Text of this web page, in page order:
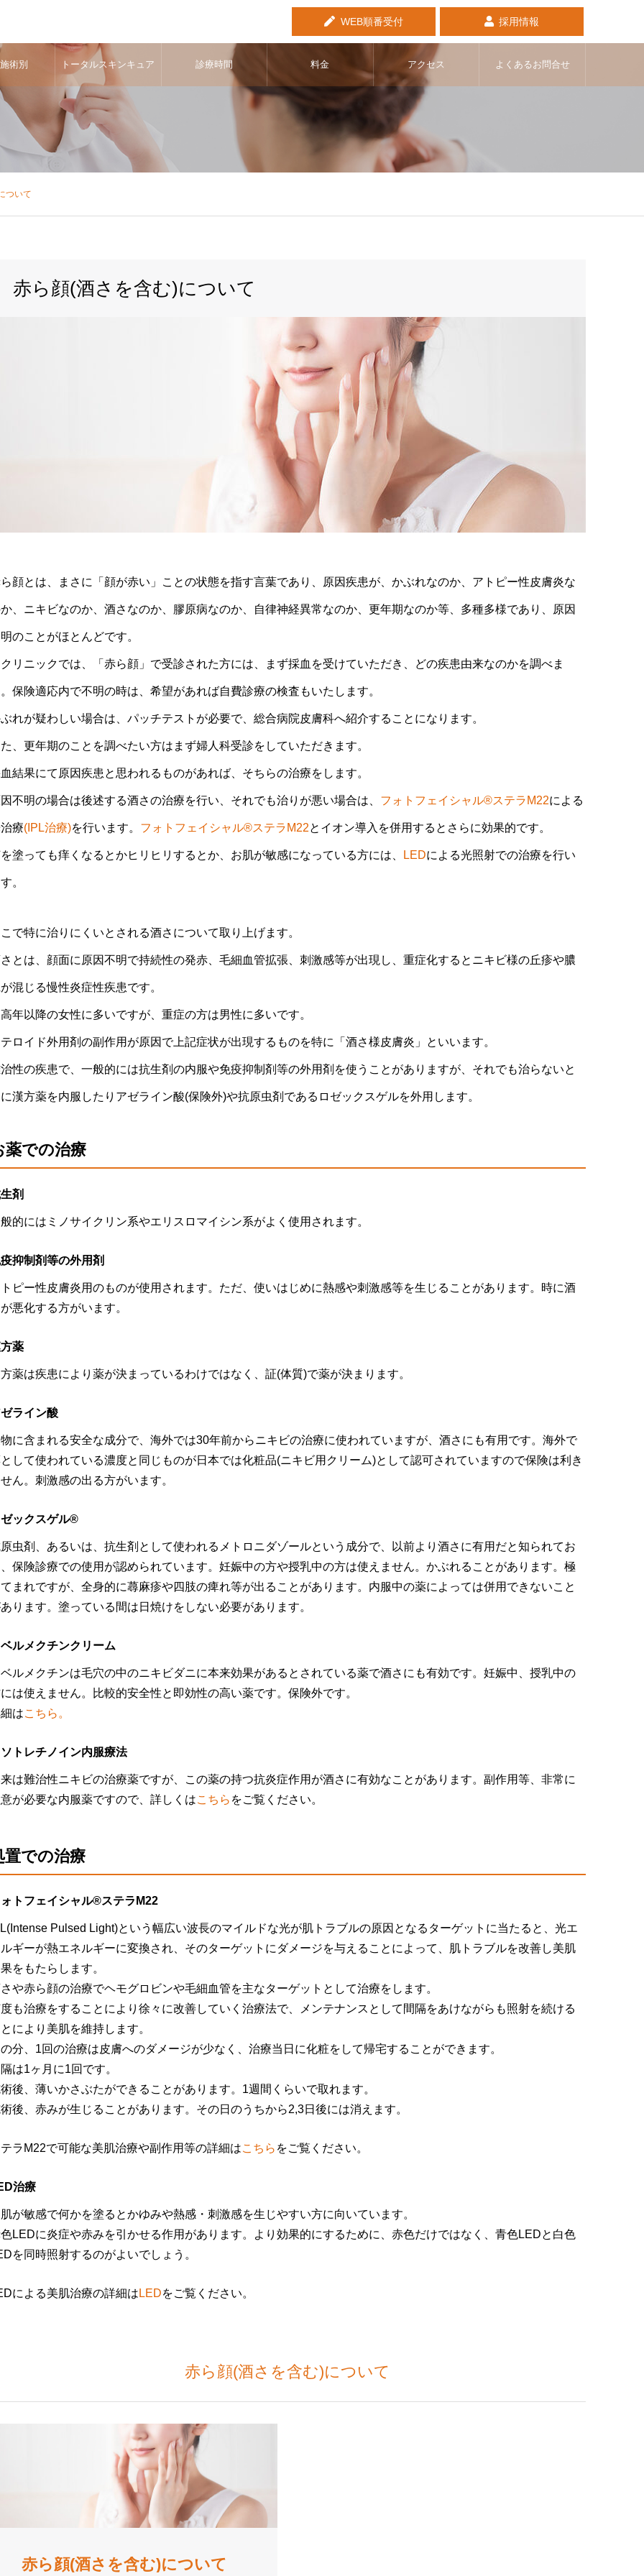
WEB順番受付 採用情報
術別 トータルスキンキュア 診療時間 料金 アクセス よくあるお問合せ
ついて
赤ら顔(酒さを含む)について
顔とは、まさに「顔が赤い」ことの状態を指す言葉であり、原因疾患が、かぶれなのか、アトピー性皮膚炎な
、ニキビなのか、酒さなのか、膠原病なのか、自律神経異常なのか、更年期なのか等、多種多様であり、原因
のことがほとんどです。
リニックでは、「赤ら顔」で受診された方には、まず採血を受けていただき、どの疾患由来なのかを調べま
保険適応内で不明の時は、希望があれば自費診療の検査もいたします。
れが疑わしい場合は、パッチテストが必要で、総合病院皮膚科へ紹介することになります。
、更年期のことを調べたい方はまず婦人科受診をしていただきます。
結果にて原因疾患と思われるものがあれば、そちらの治療をします。
不明の場合は後述する酒さの治療を行い、それでも治りが悪い場合は、 フォトフェイシャル®ステラM22による
療(IPL治療)を行います。 フォトフェイシャル®ステラM22とイオン導入を併用するとさらに効果的です。
塗っても痒くなるとかヒリヒリするとか、お肌が敏感になっている方には、 LEDによる光照射での治療を行い
。
で特に治りにくいとされる酒さについて取り上げます。
とは、顔面に原因不明で持続性の発赤、毛細血管拡張、刺激感等が出現し、重症化するとニキビ様の丘疹や膿
混じる慢性炎症性疾患です。
年以降の女性に多いですが、重症の方は男性に多いです。
ロイド外用剤の副作用が原因で上記症状が出現するものを特に「酒さ様皮膚炎」といいます。
性の疾患で、一般的には抗生剤の内服や免疫抑制剤等の外用剤を使うことがありますが、それでも治らないと
漢方薬を内服したりアゼライン酸(保険外)や抗原虫剤であるロゼックスゲルを外用します。
薬での治療
剤
的にはミノサイクリン系やエリスロマイシン系がよく使用されます。
抑制剤等の外用剤
ピー性皮膚炎用のものが使用されます。ただ、使いはじめに熱感や刺激感等を生じることがあります。時に酒
悪化する方がいます。
薬
薬は疾患により薬が決まっているわけではなく、証(体質)で薬が決まります。
ライン酸
に含まれる安全な成分で、海外では30年前からニキビの治療に使われていますが、酒さにも有用です。海外で
して使われている濃度と同じものが日本では化粧品(ニキビ用クリーム)として認可されていますので保険は利き
ん。刺激感の出る方がいます。
ックスゲル®
虫剤、あるいは、抗生剤として使われるメトロニダゾールという成分で、以前より酒さに有用だと知られてお
保険診療での使用が認められています。妊娠中の方や授乳中の方は使えません。かぶれることがあります。極
まれですが、全身的に蕁麻疹や四肢の痺れ等が出ることがあります。内服中の薬によっては併用できないこと
ります。塗っている間は日焼けをしない必要があります。
ルメクチンクリーム
ルメクチンは毛穴の中のニキビダニに本来効果があるとされている薬で酒さにも有効です。妊娠中、授乳中の
は使えません。比較的安全性と即効性の高い薬です。保険外です。
はこちら。
トレチノイン内服療法
は難治性ニキビの治療薬ですが、この薬の持つ抗炎症作用が酒さに有効なことがあります。副作用等、非常に
が必要な内服薬ですので、詳しくはこちら をご覧ください。
置での治療
トフェイシャル®ステラM22
Pulsed Light)という幅広い波長のマイルドな光が肌トラブルの原因となるターゲットに当たると、光エ
ギーが熱エネルギーに変換され、そのターゲットにダメージを与えることによって、肌トラブルを改善し美肌
をもたらします。
や赤ら顔の治療でヘモグロビンや毛細血管を主なターゲットとして治療をします。
も治療をすることにより徐々に改善していく治療法で、メンテナンスとして間隔をあけながらも照射を続ける
により美肌を維持します。
分、1回の治療は皮膚へのダメージが少なく、治療当日に化粧をして帰宅することができます。
は1ヶ月に1回です。
後、薄いかさぶたができることがあります。1週間くらいで取れます。
後、赤みが生じることがあります。その日のうちから2,3日後には消えます。
ラM22で可能な美肌治療や副作用等の詳細はこちら をご覧ください。
治療
が敏感で何かを塗るとかゆみや熱感・刺激感を生じやすい方に向いています。
LEDに炎症や赤みを引かせる作用があります。より効果的にするために、赤色だけではなく、青色LEDと白色
を同時照射するのがよいでしょう。
による美肌治療の詳細は LEDをご覧ください。
赤ら顔(酒さを含む)について
赤ら顔(酒さを含む)について